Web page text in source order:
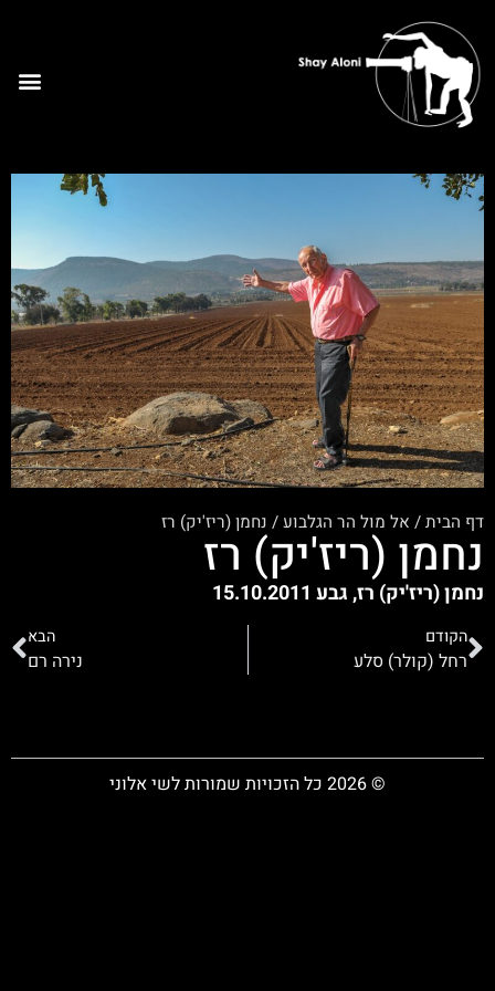
דף הבית/ אל מול הר הגלבוע/ נחמן (ריז'יק) רז
נחמן (ריז'יק) רז
נחמן (ריז'יק) רז, גבע 15.10.2011
הקודם
רחל (קולר) סלע
הבא
נירה רם
© 2026 כל הזכויות שמורות לשי אלוני